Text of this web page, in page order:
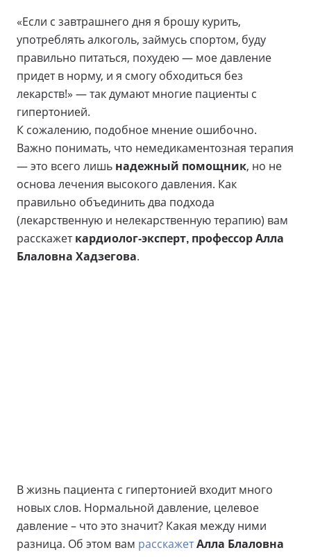
«Если с завтрашнего дня я брошу курить,
употреблять алкоголь, займусь спортом, буду
правильно питаться, похудею — мое давление
придет в норму, и я смогу обходиться без
лекарств!» — так думают многие пациенты с
гипертонией.
К сожалению, подобное мнение ошибочно.
Важно понимать, что немедикаментозная терапия
— это всего лишь надежный помощник, но не
основа лечения высокого давления. Как
правильно объединить два подхода
(лекарственную и нелекарственную терапию) вам
расскажеткардиолог-эксперт, профессор Алла
Блаловна Хадзегова.
В жизнь пациента с гипертонией входит много
новых слов. Нормальной давление, целевое
давление – что это значит? Какая между ними
разница. Об этом вам расскажетАлла Блаловна